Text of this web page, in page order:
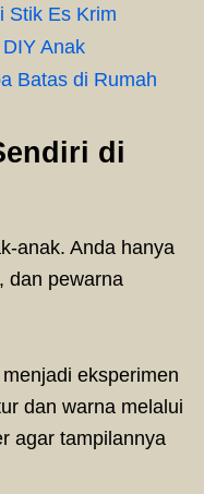
Stik Es Krim
Anak
Batas di Rumah
di
anak. Anda hanya
dan pewarna
eksperimen
dan warna melalui
agar tampilannya